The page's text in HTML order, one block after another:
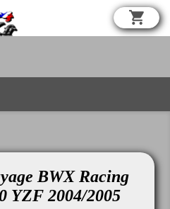
shopping_cart
BWX Racing
YZF 2004/2005